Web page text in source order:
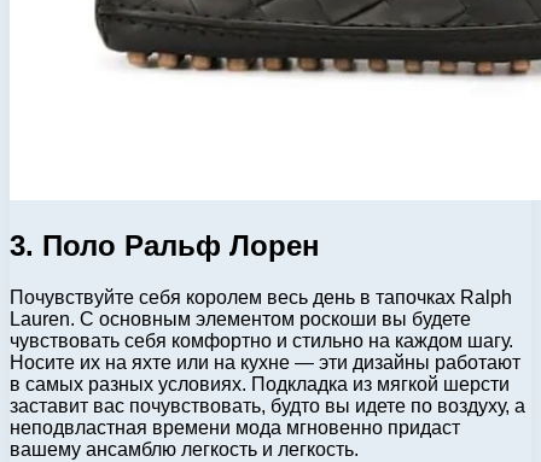
3. Поло Ральф Лорен
Почувствуйте себя королем весь день в тапочках Ralph
Lauren. С основным элементом роскоши вы будете
чувствовать себя комфортно и стильно на каждом шагу.
Носите их на яхте или на кухне — эти дизайны работают
в самых разных условиях. Подкладка из мягкой шерсти
заставит вас почувствовать, будто вы идете по воздуху, а
неподвластная времени мода мгновенно придаст
вашему ансамблю легкость и легкость.